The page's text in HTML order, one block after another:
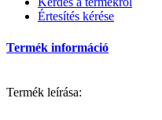
Értesítés kérése
Termék információ
Termék leírása: